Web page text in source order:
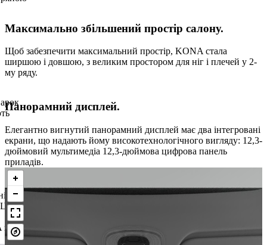
Цей
з-
Максимально збільшений простір салону.
Щоб забезпечити максимальний простір, KONA стала
ширшою і довшою, з великим простором для ніг і плечей у 2-
му ряду.
Панорамний дисплей.
Елегантно вигнутий панорамний дисплей має два інтегровані
екрани, що надають йому високотехнологічного вигляду: 12,3-
дюймовий мультимедіа 12,3-дюймова цифрова панель
приладів.